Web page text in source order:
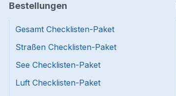
Bestellungen
Gesamt Checklisten-Paket
Straßen Checklisten-Paket
See Checklisten-Paket
Luft Checklisten-Paket